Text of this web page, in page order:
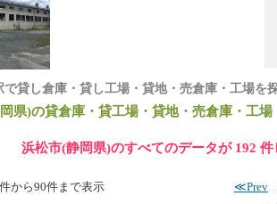
で貸し倉庫・貸し工場・貸地・売倉庫・工場を
県)の貸倉庫・貸工場・貸地・売倉庫・工場
浜松市(静岡県)のすべてのデータが 192 件
≪Prev
から90件まで表示